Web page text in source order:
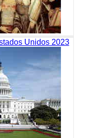
Unidos 2023